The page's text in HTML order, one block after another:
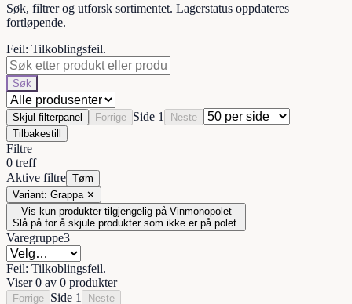
Søk, filtrer og utforsk sortimentet. Lagerstatus oppdateres
fortløpende.
Feil: Tilkoblingsfeil.
Søk
Skjul filterpanel Forrige Side 1
Neste
Tilbakestill
Filtre
0 treff
Aktive filtre Tøm
Variant: Grappa ✕
Vis kun produkter tilgjengelig på Vinmonopolet
Slå på for å skjule produkter som ikke er på polet.
Varegruppe3
Feil: Tilkoblingsfeil.
Viser 0 av 0 produkter
Forrige Side 1 Neste